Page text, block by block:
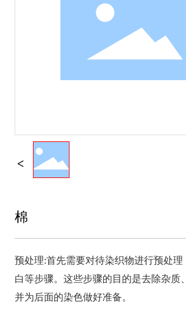
棉
预处理:首先需要对待染织物进行预处理
白等步骤。这些步骤的目的是去除杂质
并为后面的染色做好准备。